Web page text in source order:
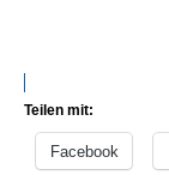
Teilen mit:
Facebook